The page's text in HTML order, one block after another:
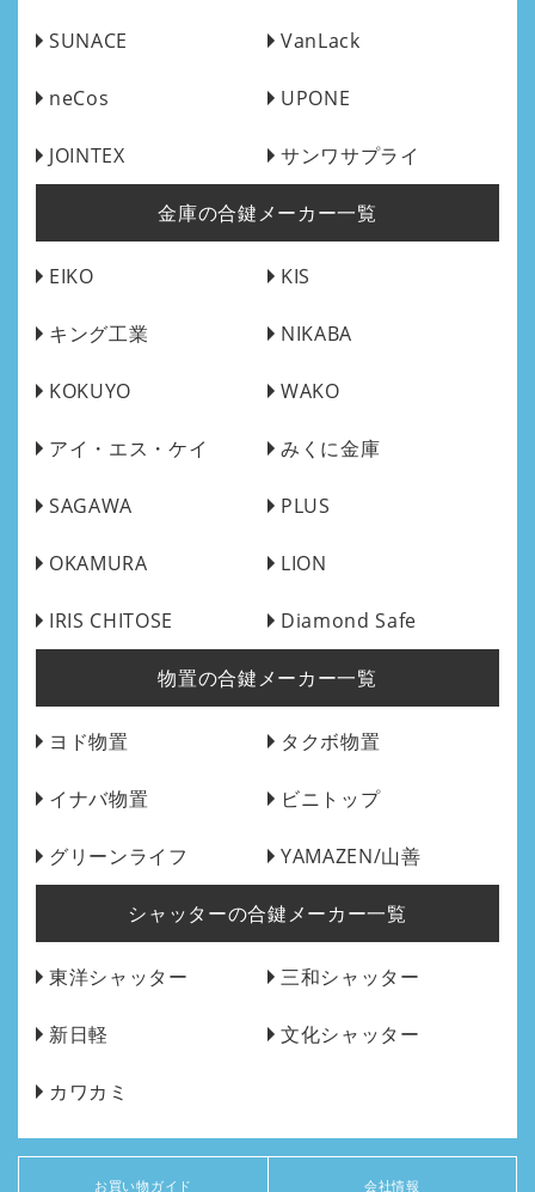
SUNACE VanLack
neCos UPONE
JOINTEX サンワサプライ
金庫の合鍵メーカー一覧
EIKO KIS
キング工業 NIKABA
KOKUYO WAKO
アイ・エス・ケイ みくに金庫
SAGAWA PLUS
OKAMURA LION
IRIS CHITOSE Diamond Safe
物置の合鍵メーカー一覧
ヨド物置 タクボ物置
イナバ物置 ビニトップ
グリーンライフ YAMAZEN/山善
シャッターの合鍵メーカー一覧
東洋シャッター 三和シャッター
新日軽 文化シャッター
カワカミ
お買い物ガイド 会社情報